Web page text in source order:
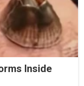
Inside